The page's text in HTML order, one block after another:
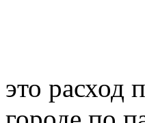
это расход